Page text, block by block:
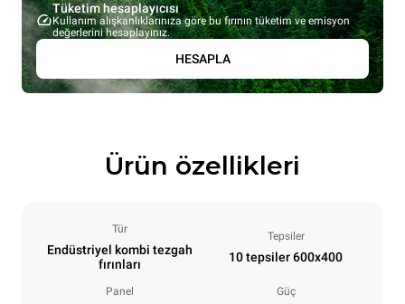
Tüketim hesaplayıcısı
Kullanım alışkanlıklarınıza göre bu fırının tüketim ve emisyon
değerlerini hesaplayınız.
HESAPLA
Ürün özellikleri
Tür
Endüstriyel kombi tezgah
fırınları
Tepsiler
10 tepsiler 600x400
Panel Güç